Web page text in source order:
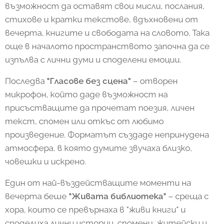
възможност да оставят свои мисли, послания,
стихове и кратки текстове, вдъхновени от
вечерта, книгите и свободата на словото. Така
още в началото пространството започна да се
изпълва с лични думи и споделени емоции.
Последва "Гласове без сцена" – отворен
микрофон, който даде възможност на
присъстващите да прочетат поезия, личен
текст, спомен или откъс от любимо
произведение. Форматът създаде непринудена
атмосфера, в която думите звучаха близко,
човешки и искрено.
Един от най-въздействащите моменти на
вечерта беше "Живата библиотека" – среща с
хора, които се превърнаха в "живи книги" и